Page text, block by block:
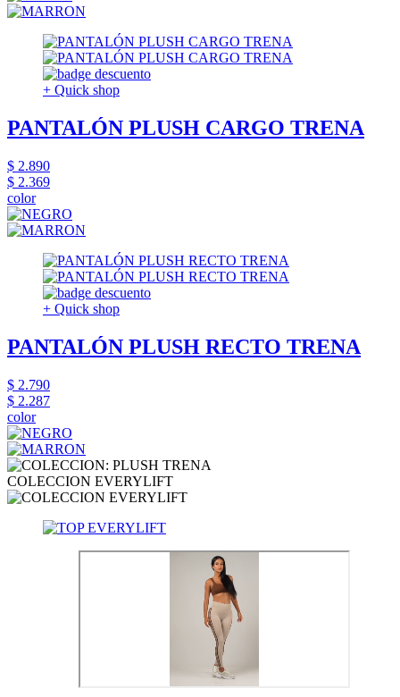
+ Quick shop
PANTALÓN PLUSH CARGO TRENA
$ 2.890
$ 2.369
color
+ Quick shop
PANTALÓN PLUSH RECTO TRENA
$ 2.790
$ 2.287
color
COLECCION EVERYLIFT